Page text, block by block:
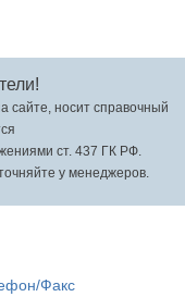
носит справочный
ст. 437 ГК РФ.
у менеджеров.
Факс